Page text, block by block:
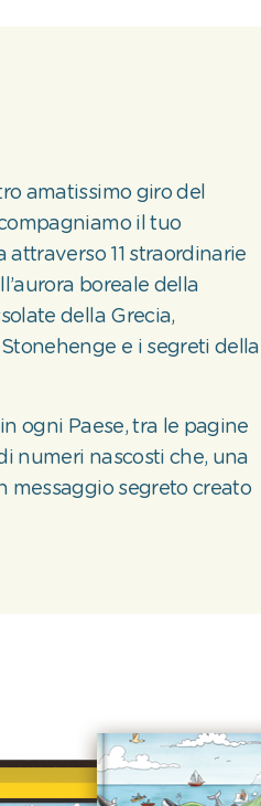
amatissimo giro del
il tuo
11 straordinarie
boreale della
della Grecia,
e i segreti della
ogni Paese, tra le pagine
numeri nascosti che, una
messaggio segreto creato